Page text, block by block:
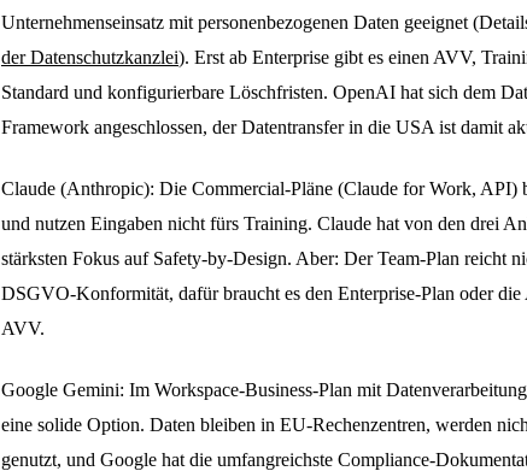
Unternehmenseinsatz mit personenbezogenen Daten geeignet
der Datenschutzkanzlei). Erst ab Enterprise gibt es einen AVV,
Standard und konfigurierbare Löschfristen. OpenAI hat sich dem
Framework angeschlossen, der Datentransfer in die USA ist damit
Claude (Anthropic): Die Commercial-Pläne (Claude for Work, API)
und nutzen Eingaben nicht fürs Training. Claude hat von den drei
stärksten Fokus auf Safety-by-Design. Aber: Der Team-Plan reicht
DSGVO-Konformität, dafür braucht es den Enterprise-Plan oder
AVV.
Google Gemini: Im Workspace-Business-Plan mit
eine solide Option. Daten bleiben in EU-Rechenzentren, werden
genutzt, und Google hat die umfangreichste Compliance-